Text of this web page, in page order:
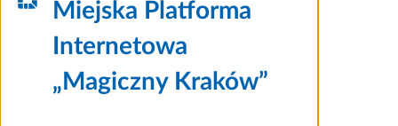
Miejska Platforma
Internetowa
„Magiczny Kraków”